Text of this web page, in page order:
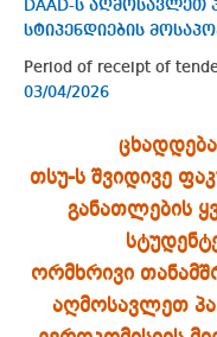
DAAD-ს აღმოსავლეთ
სტიპენდიების
Period of receipt of
03/04/2026
თსუ-ს შვიდივე
განათლების
ორმხრივი
აღმოსავლეთ